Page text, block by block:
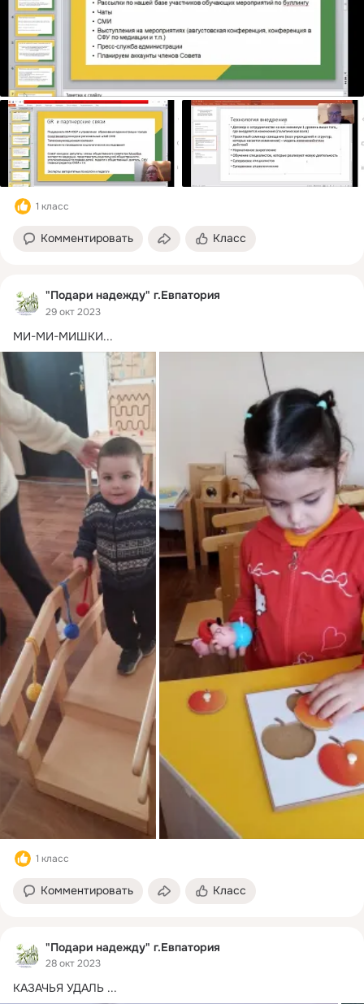
1 класс
Комментировать Класс
"Подари надежду" г.Евпатория
29 окт 2023
МИ-МИ-МИШКИ...
1 класс
Комментировать Класс
"Подари надежду" г.Евпатория
28 окт 2023
КАЗАЧЬЯ УДАЛЬ ...